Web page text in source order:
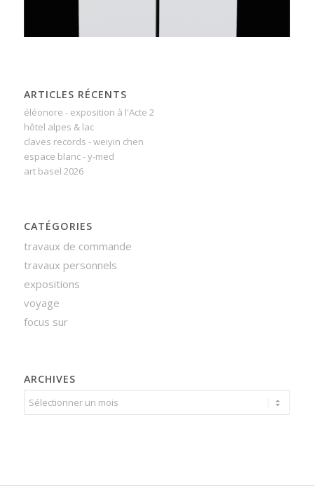
ARTICLES RÉCENTS
éléonore - exposition à l'Acte 2
hôtel alpes & lac
claves records - weiyin chen
espace blanc - y-med
art basel 2026
CATÉGORIES
travaux de commande
travaux personnels
expositions
voyage
focus sur
ARCHIVES